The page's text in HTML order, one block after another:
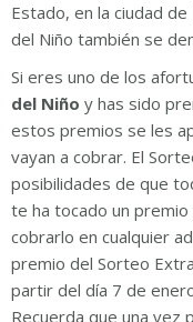
Estado, en la ciudad
del Niño también se
Si eres uno de los
del Niño y has sido
estos premios se les
vayan a cobrar. El
posibilidades de que
te ha tocado un
cobrarlo en cualquier
premio del Sorteo
partir del día 7 de
Recuerda que una vez